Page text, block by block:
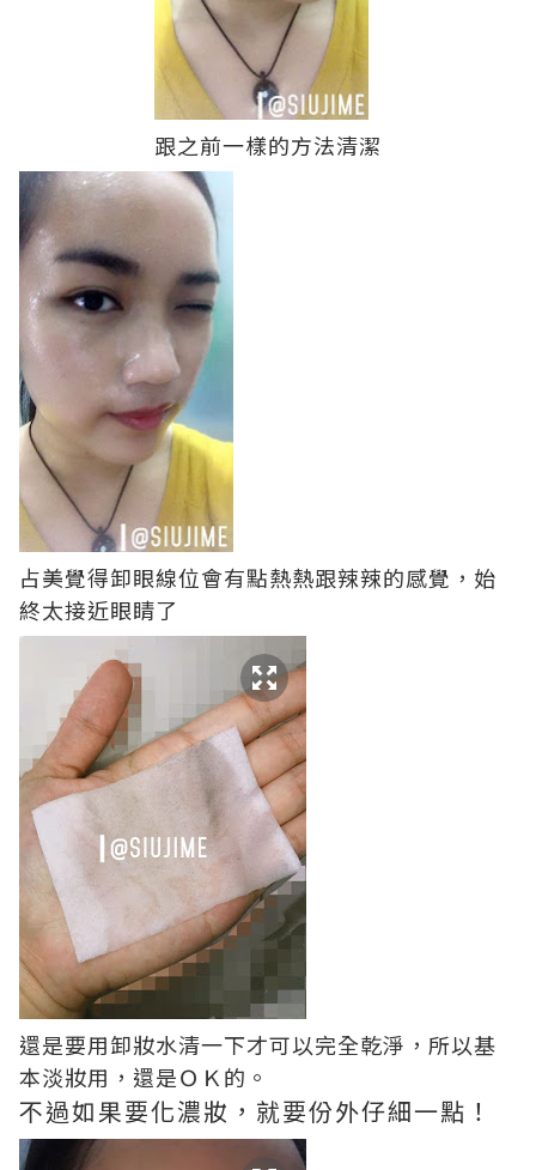
跟之前一樣的方法清潔
占美覺得卸眼線位會有點熱熱跟辣辣的感覺，始
終太接近眼睛了
還是要用卸妝水清一下才可以完全乾淨， 所以基
本淡妝用，還是ＯＫ的。
不過如果要化濃妝，就要份外仔細一點！